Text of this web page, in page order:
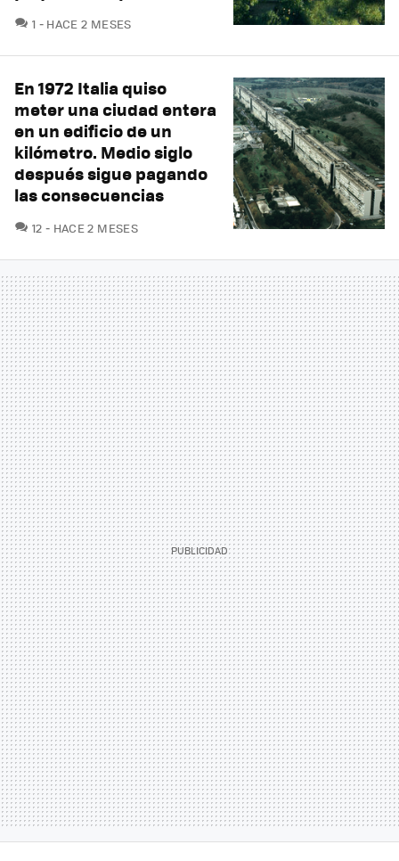
1 COMENTARIOS
HACE 2 MESES
En 1972 Italia quiso
meter una ciudad entera
en un edificio de un
kilómetro. Medio siglo
después sigue pagando
las consecuencias
12 COMENTARIOS
HACE 2 MESES